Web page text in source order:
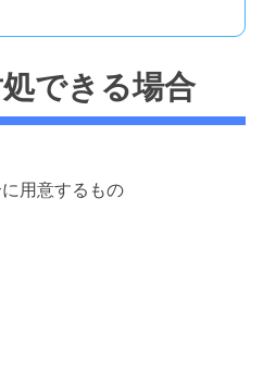
できる場合
用意するもの